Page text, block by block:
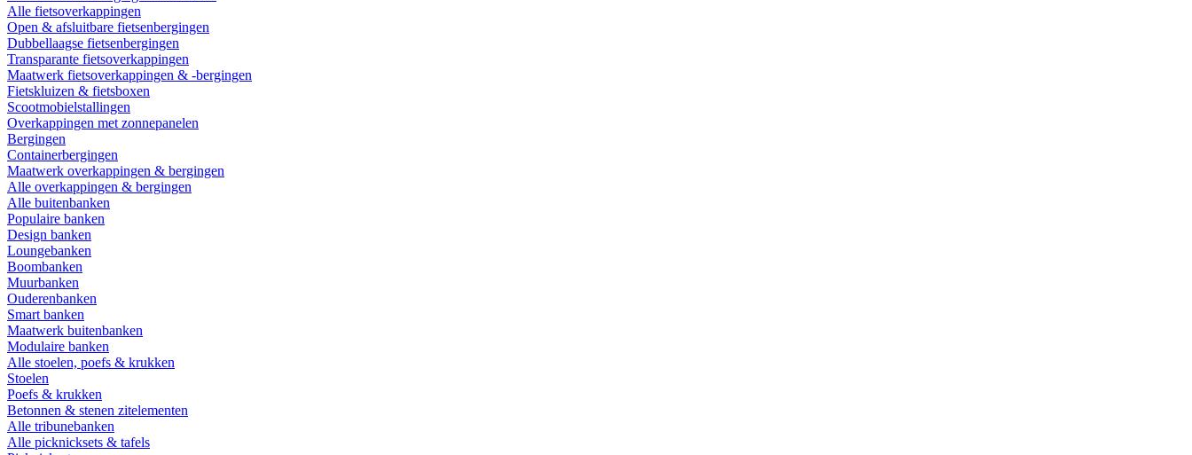
Alle fietsoverkappingen
Open & afsluitbare fietsenbergingen
Dubbellaagse fietsenbergingen
Transparante fietsoverkappingen
Maatwerk fietsoverkappingen & -bergingen
Fietskluizen & fietsboxen
Scootmobielstallingen
Overkappingen met zonnepanelen
Bergingen
Containerbergingen
Maatwerk overkappingen & bergingen
Alle overkappingen & bergingen
Alle buitenbanken
Populaire banken
Design banken
Loungebanken
Boombanken
Muurbanken
Ouderenbanken
Smart banken
Maatwerk buitenbanken
Modulaire banken
Alle stoelen, poefs & krukken
Stoelen
Poefs & krukken
Betonnen & stenen zitelementen
Alle tribunebanken
Alle picknicksets & tafels